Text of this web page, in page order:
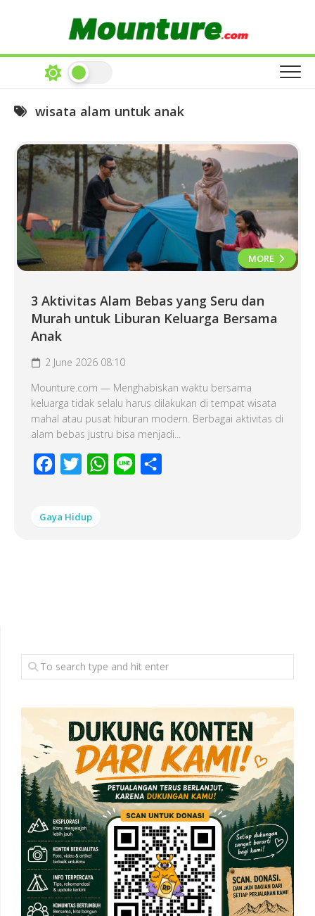
wisata alam untuk anak
MORE
3 Aktivitas Alam Bebas yang Seru dan
Murah untuk Liburan Keluarga Bersama
Anak
2 June 2026 08:10
Mounture.com — Menghabiskan waktu bersama
keluarga tidak selalu harus dilakukan di tempat wisata
mahal atau pusat hiburan modern. Berbagai aktivitas di
alam bebas justru bisa menjadi...
Facebook
Twitter WhatsApp
Line
Gaya Hidup